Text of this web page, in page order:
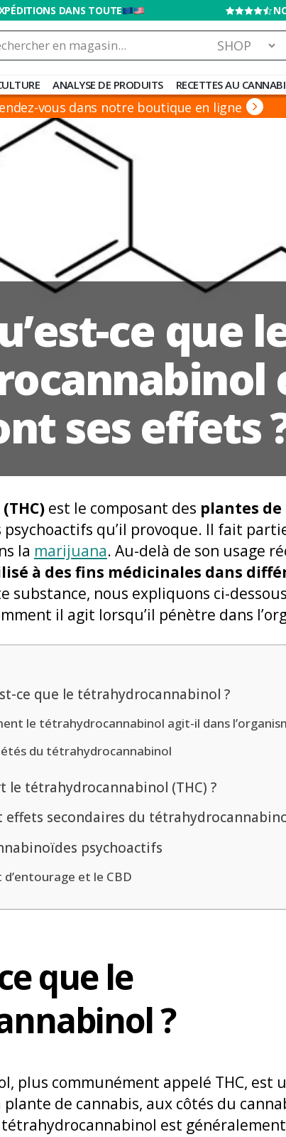
DANS TOUTE
:
ANALYSE DE PRODUITS RECETTES AU
vous dans notre boutique en ligne
ce que
ses effets
est le composant des plantes
psychoactifs qu’il provoque. Il fait
la marijuana. Au-delà de son usage
à des fins médicinales dans
substance, nous expliquons ci-
il agit lorsqu’il pénètre dans
ce que le tétrahydrocannabinol ?
le tétrahydrocannabinol agit-il dans
du tétrahydrocannabinol
le tétrahydrocannabinol (THC) ?
effets secondaires du
psychoactifs
d’entourage et le CBD
que le
?
plus communément appelé THC, est
de cannabis, aux côtés du
est